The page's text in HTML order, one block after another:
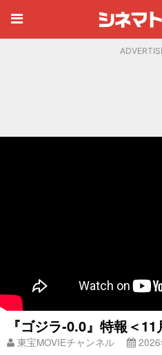
『ゴジラ-0.0』特報＜
東宝MOVIEチャンネル